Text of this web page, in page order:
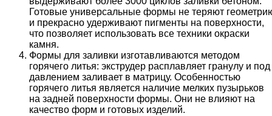
Готовые универсальные формы не теряют
и прекрасно удерживают пигменты на поверхности,
что позволяет использовать все техники окраски
камня.
Формы для заливки изготавливаются методом
горячего литья: экструдер расплавляет гранулу и под
давлением заливает в матрицу. Особенностью
горячего литья является наличие мелких пузырьков
на задней поверхности формы. Они не влияют на
качество форм и готовых изделий.